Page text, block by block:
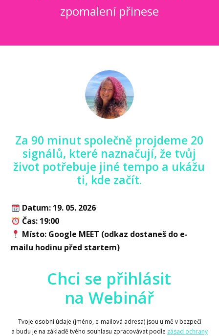
zpomalení přinese
Za 90 minut společně projdeme 20
signálů, které naznačují, že tvůj
život potřebuje jiné tempo a ukážu
ti, kde začít.
Datum: 19. 05. 2026
Čas: 19:00
Místo: Google MEET (odkaz dostaneš do e-
mailu hodinu před startem)
Chci se přihlásit
na Webinář
Tvoje osobní údaje (jméno, e-mailová adresa) jsou u mě v bezpečí
a budu je na základě tvého souhlasu zpracovávat podle zásad ochrany